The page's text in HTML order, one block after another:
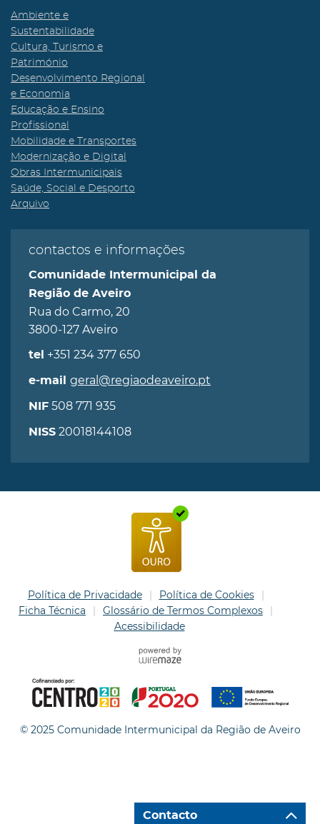
Ambiente e
Sustentabilidade
Cultura, Turismo e
Património
Desenvolvimento Regional
e Economia
Educação e Ensino
Profissional
Mobilidade e Transportes
Modernização e Digital
Obras Intermunicipais
Saúde, Social e Desporto
Arquivo
contactos e informações
Comunidade Intermunicipal da
Região de Aveiro
Rua do Carmo, 20
3800-127 Aveiro
tel +351 234 377 650
e-mail geral@regiaodeaveiro.pt
NIF 508 771 935
NISS 20018144108
Política de Privacidade
Política de Cookies
Ficha Técnica
Glossário de Termos Complexos
Acessibilidade
© 2025 Comunidade Intermunicipal da Região de Aveiro
Contacto